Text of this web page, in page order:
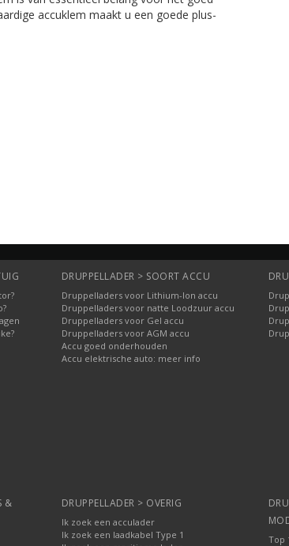
accuklem maakt u een goede plus-
DRUPPELLADER > SOORT ACCU
Druppelladers voor Lithium-Ion accu
Druppelladers voor natte Loodzuur accu
Druppelladers voor Gel accu
Druppelladers voor AGM accu
Accu goed onderhouden
Accu elektrische auto: meer info
&
DRUPPELLADER > OVERIG
Ik zoek een acculader
Ik zoek een laadkabel Type 1
Top